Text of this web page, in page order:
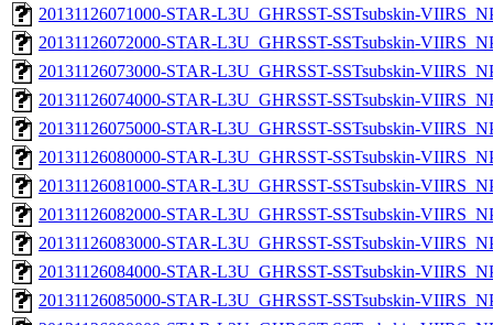
20131126071000-STAR-L3U_GHRSST-SSTsubskin-
20131126072000-STAR-L3U_GHRSST-SSTsubskin-
20131126073000-STAR-L3U_GHRSST-SSTsubskin-
20131126074000-STAR-L3U_GHRSST-SSTsubskin-
20131126075000-STAR-L3U_GHRSST-SSTsubskin-
20131126080000-STAR-L3U_GHRSST-SSTsubskin-
20131126081000-STAR-L3U_GHRSST-SSTsubskin-
20131126082000-STAR-L3U_GHRSST-SSTsubskin-
20131126083000-STAR-L3U_GHRSST-SSTsubskin-
20131126084000-STAR-L3U_GHRSST-SSTsubskin-
20131126085000-STAR-L3U_GHRSST-SSTsubskin-